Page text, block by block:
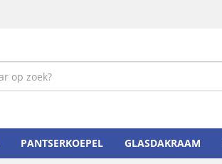
PANTSERKOEPEL GLASDAKRAAM